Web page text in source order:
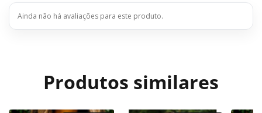
Ainda não há avaliações para este produto.
Produtos similares